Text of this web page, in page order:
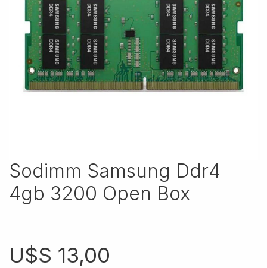
Sodimm Samsung Ddr4
4gb 3200 Open Box
U$S 13,00